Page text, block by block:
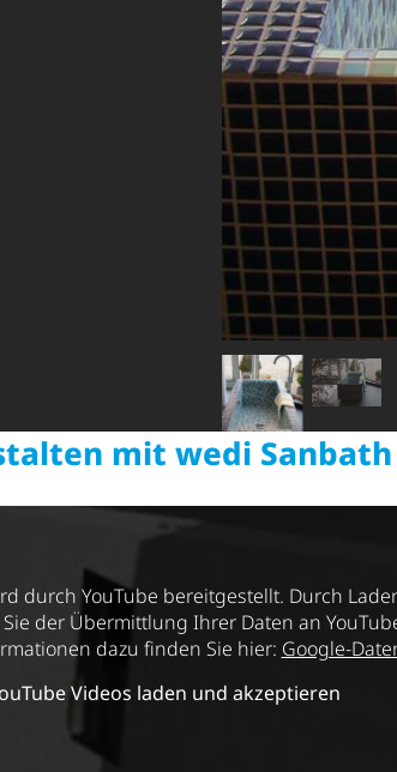
mit wedi Sanbath
durch YouTube bereitgestellt. Durch
der Übermittlung Ihrer Daten an
dazu finden Sie hier: Google-
Videos laden und akzeptieren